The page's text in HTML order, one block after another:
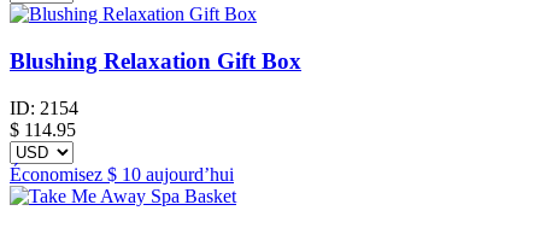
Blushing Relaxation Gift Box
ID: 2154
$ 114.95
Économisez $ 10 aujourd’hui